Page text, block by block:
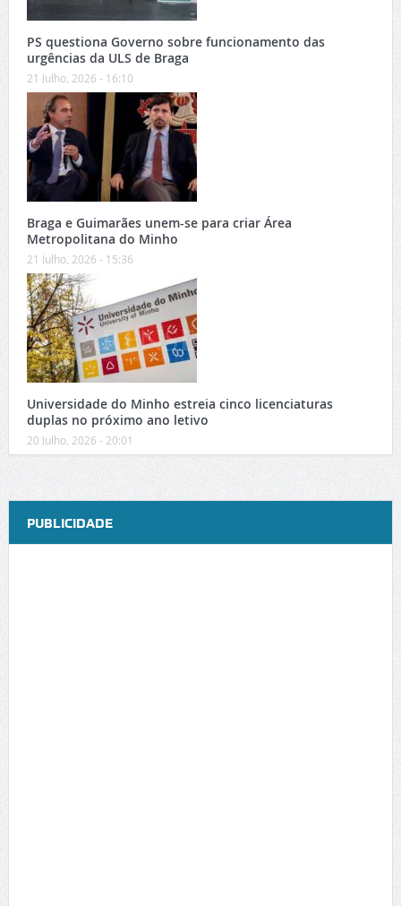
PS questiona Governo sobre funcionamento das
urgências da ULS de Braga
21 Julho, 2026 - 16:10
Braga e Guimarães unem-se para criar Área
Metropolitana do Minho
21 Julho, 2026 - 15:36
Universidade do Minho estreia cinco licenciaturas
duplas no próximo ano letivo
20 Julho, 2026 - 20:01
PUBLICIDADE